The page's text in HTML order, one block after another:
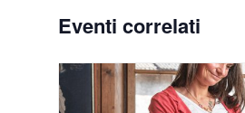
Eventi correlati